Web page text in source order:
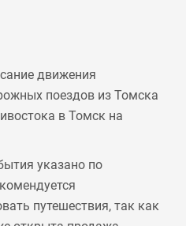
движения
поездов из Томска
в Томск на
указано по
путешествия, так как